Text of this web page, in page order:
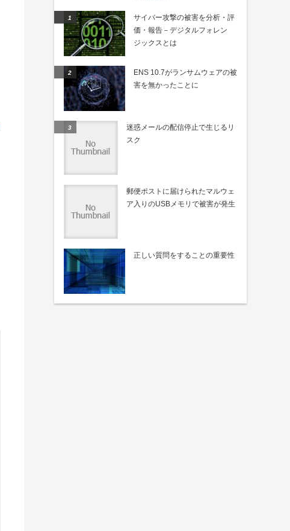
サイバー攻撃の被害を分析・評
価・報告－デジタルフォレン
ジックスとは
ENS 10.7がランサムウェアの被
害を無かったことに
迷惑メールの配信停止で生じるリ
スク
郵便ポストに届けられたマルウェ
ア入りのUSBメモリで被害が発生
正しい質問をすることの重要性